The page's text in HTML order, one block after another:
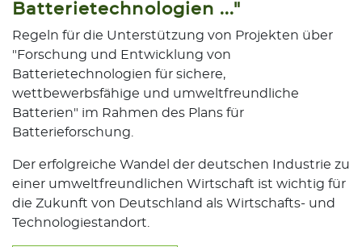
Batterietechnologien ..."
Regeln für die Unterstützung von Projekten über
"Forschung und Entwicklung von
Batterietechnologien für sichere,
wettbewerbsfähige und umweltfreundliche
Batterien" im Rahmen des Plans für
Batterieforschung.
Der erfolgreiche Wandel der deutschen Industrie zu
einer umweltfreundlichen Wirtschaft ist wichtig für
die Zukunft von Deutschland als Wirtschafts- und
Technologiestandort.